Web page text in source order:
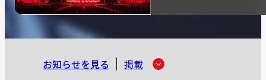
お知らせを見る 掲載